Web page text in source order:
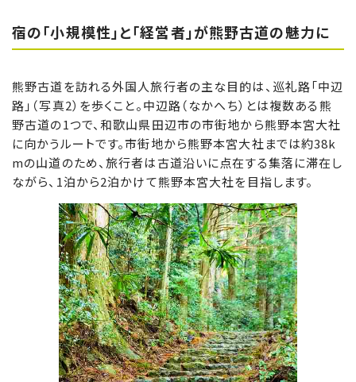
宿の「小規模性」と「経営者」が熊野古道の魅力に
熊野古道を訪れる外国人旅行者の主な目的は、巡礼路「中辺
路」（写真2）を歩くこと。中辺路（なかへち）とは複数ある熊
野古道の1つで、和歌山県田辺市の市街地から熊野本宮大社
に向かうルートです。市街地から熊野本宮大社までは約38k
mの山道のため、旅行者は古道沿いに点在する集落に滞在し
ながら、1泊から2泊かけて熊野本宮大社を目指します。